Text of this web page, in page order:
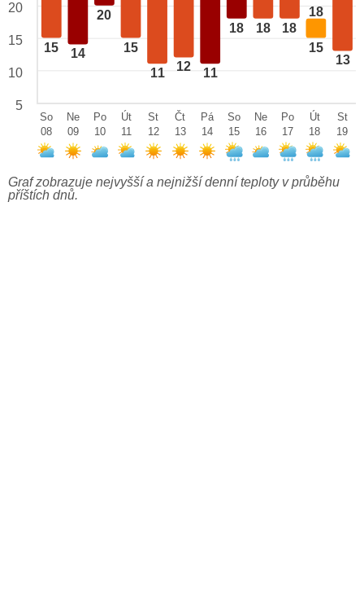
15 14
20
15
11 12 11
18 18 18
18
15
13
20
15
10
5
So
08
Ne
09
Po
10
Út
11
St
12
Čt
13
Pá
14
So
15
Ne
16
Po
17
Út
18
St
19
Graf zobrazuje nejvyšší a nejnižší denní teploty v průběhu
příštích dnů.